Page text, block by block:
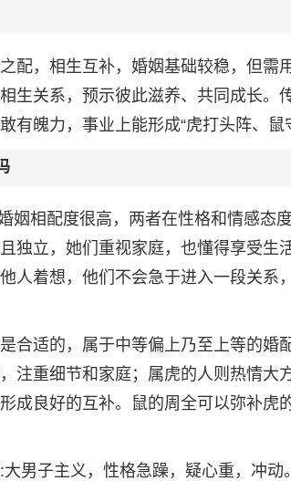
配，相生互补，婚姻基础较稳，但需
生关系，预示彼此滋养、共同成长。
有魄力，事业上能形成“虎打头阵、鼠
姻相配度很高，两者在性格和情感态
独立，她们重视家庭，也懂得享受生
人着想，他们不会急于进入一段关系
合适的，属于中等偏上乃至上等的婚
注重细节和家庭；属虎的人则热情大
成良好的互补。鼠的周全可以弥补虎
男子主义，性格急躁，疑心重，冲